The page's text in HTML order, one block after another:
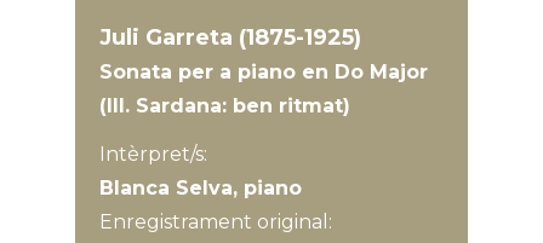
Juli Garreta (1875-1925)
Sonata per a piano en Do Major
(III. Sardana: ben ritmat)
Intèrpret/s:
Blanca Selva, piano
Enregistrament original: